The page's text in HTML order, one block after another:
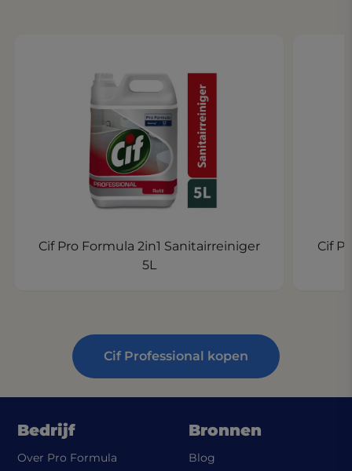
Cif Pro Formula 2in1 Sanitairreiniger
5L
Cif
Cif Professional kopen
Bedrijf
Over Pro Formula
Bronnen
Blog